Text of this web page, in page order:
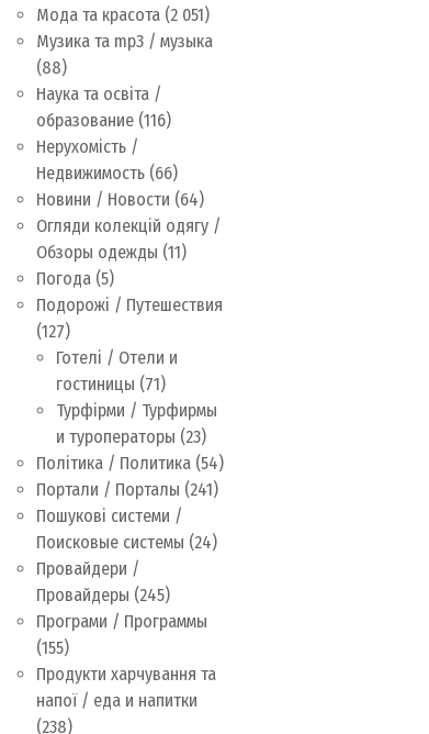
Мода та красота (2 051)
Музика та mp3 / музыка
(88)
Наука та освіта /
образование (116)
Нерухомість /
Недвижимость (66)
Новини / Новости (64)
Огляди колекцій одягу /
Обзоры одежды (11)
Погода (5)
Подорожі / Путешествия
(127)
Готелі / Отели и
гостиницы (71)
Турфірми / Турфирмы
и туроператоры (23)
Політика / Политика (54)
Портали / Порталы (241)
Пошукові системи /
Поисковые системы (24)
Провайдери /
Провайдеры (245)
Програми / Программы
(155)
Продукти харчування та
напої / еда и напитки
(238)